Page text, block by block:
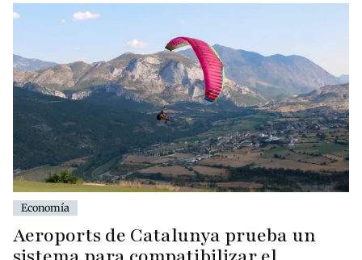
Economía
Aeroports de Catalunya prueba un